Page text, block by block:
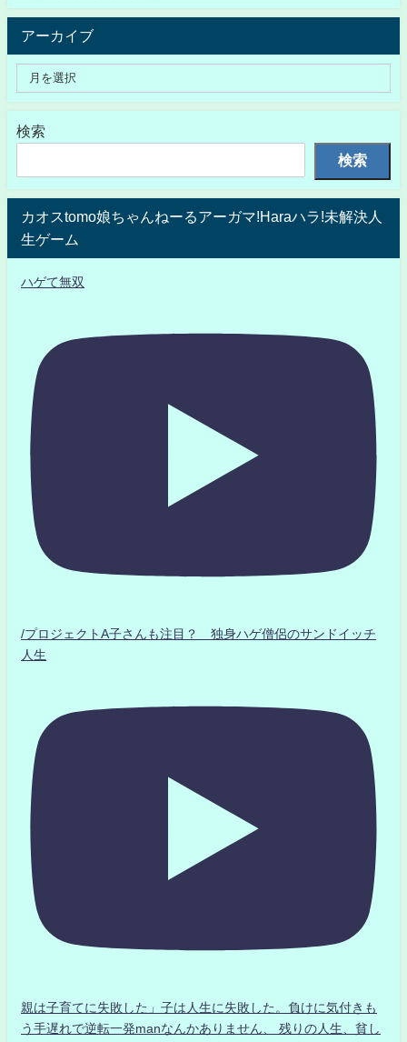
アーカイブ
検索
検索
カオスtomo娘ちゃんねーるアーガマ!Haraハラ!未解決人
生ゲーム
ハゲて無双
/プロジェクトA子さんも注目？ 独身ハゲ僧侶のサンドイッチ
人生
親は子育てに失敗した」子は人生に失敗した。負けに気付きも
う手遅れで逆転一発manなんかありません、 残りの人生、貧し